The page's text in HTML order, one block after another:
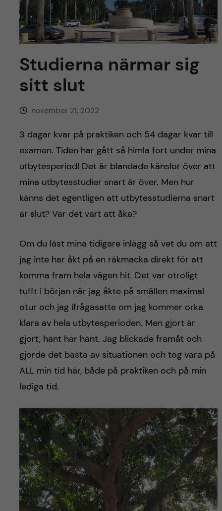
l
t
y
Studierna närmar sig
sitt slut
november 21, 2022
3 dagar kvar på praktiken och 54 dagar kvar till
examen. Tiden har gått så himla fort under mina
utbytesperiod! Det är blandade känslor över att
mina utbytesstudier snart är över. Men hur
känns det egentligen att utbytesstudierna snart
är slut? Var det värt att åka?
Om du läst mina tidigare inlägg så vet du om att
jag inte har åkt på en räkmacka direkt för att
komma fram hela vägen hit. Det var otroligt
tufft i början när jag åkte på smällen maximal
otur och jag ifrågasatte om jag kommer orka
klara av hela utbytesperioden. Men gjort är
gjort, hänt har hänt. Jag blickade framåt och
gjorde det bästa av situationen och tog vara på
ALL min tid här, både på praktiken och på min
lediga tid.